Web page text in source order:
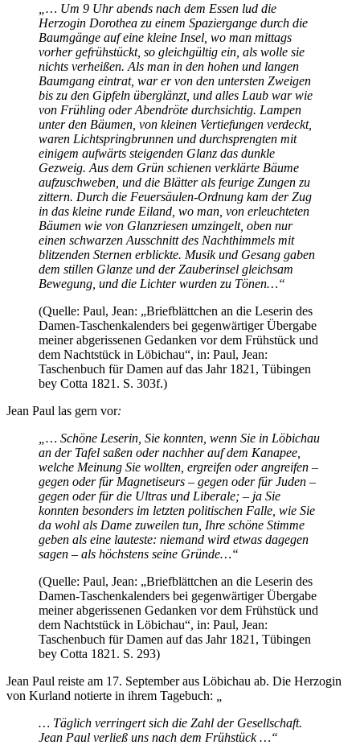
„… Um 9 Uhr abends nach dem Essen lud die
Herzogin Dorothea zu einem Spaziergange durch die
Baumgänge auf eine kleine Insel, wo man mittags
vorher gefrühstückt, so gleichgültig ein, als wolle sie
nichts verheißen. Als man in den hohen und langen
Baumgang eintrat, war er von den untersten Zweigen
bis zu den Gipfeln überglänzt, und alles Laub war wie
von Frühling oder Abendröte durchsichtig. Lampen
unter den Bäumen, von kleinen Vertiefungen verdeckt,
waren Lichtspringbrunnen und durchsprengten mit
einigem aufwärts steigenden Glanz das dunkle
Gezweig. Aus dem Grün schienen verklärte Bäume
aufzuschweben, und die Blätter als feurige Zungen zu
zittern. Durch die Feuersäulen-Ordnung kam der Zug
in das kleine runde Eiland, wo man, von erleuchteten
Bäumen wie von Glanzriesen umzingelt, oben nur
einen schwarzen Ausschnitt des Nachthimmels mit
blitzenden Sternen erblickte. Musik und Gesang gaben
dem stillen Glanze und der Zauberinsel gleichsam
Bewegung, und die Lichter wurden zu Tönen…“
(Quelle: Paul, Jean: „Briefblättchen an die Leserin des
Damen-Taschenkalenders bei gegenwärtiger Übergabe
meiner abgerissenen Gedanken vor dem Frühstück und
dem Nachtstück in Löbichau“, in: Paul, Jean:
Taschenbuch für Damen auf das Jahr 1821, Tübingen
bey Cotta 1821. S. 303f.)
Jean Paul las gern vor:
„… Schöne Leserin, Sie konnten, wenn Sie in Löbichau
an der Tafel saßen oder nachher auf dem Kanapee,
welche Meinung Sie wollten, ergreifen oder angreifen –
gegen oder für Magnetiseurs – gegen oder für Juden –
gegen oder für die Ultras und Liberale; – ja Sie
konnten besonders im letzten politischen Falle, wie Sie
da wohl als Dame zuweilen tun, Ihre schöne Stimme
geben als eine lauteste: niemand wird etwas dagegen
sagen – als höchstens seine Gründe…“
(Quelle: Paul, Jean: „Briefblättchen an die Leserin des
Damen-Taschenkalenders bei gegenwärtiger Übergabe
meiner abgerissenen Gedanken vor dem Frühstück und
dem Nachtstück in Löbichau“, in: Paul, Jean:
Taschenbuch für Damen auf das Jahr 1821, Tübingen
bey Cotta 1821. S. 293)
Jean Paul reiste am 17. September aus Löbichau ab. Die Herzogin
von Kurland notierte in ihrem Tagebuch:
… Täglich verringert sich die Zahl der Gesellschaft.
Jean Paul verließ uns nach dem Frühstück…“